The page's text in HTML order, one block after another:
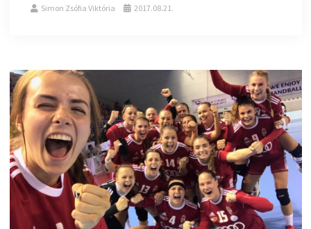
Simon Zsófia Viktória 2017.08.21.